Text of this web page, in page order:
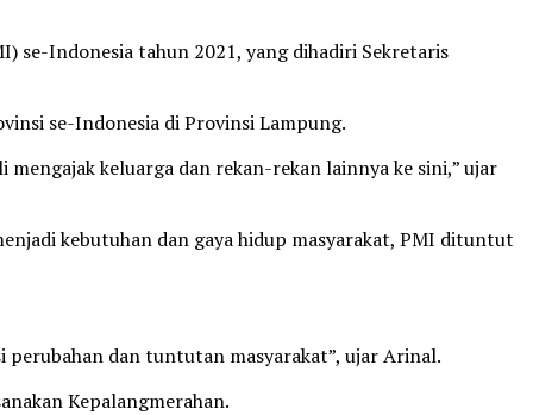
se-Indonesia tahun 2021, yang dihadiri Sekretaris
se-Indonesia di Provinsi Lampung.
keluarga dan rekan-rekan lainnya ke sini,” ujar
kebutuhan dan gaya hidup masyarakat, PMI dituntut
dan tuntutan masyarakat”, ujar Arinal.
Kepalangmerahan.